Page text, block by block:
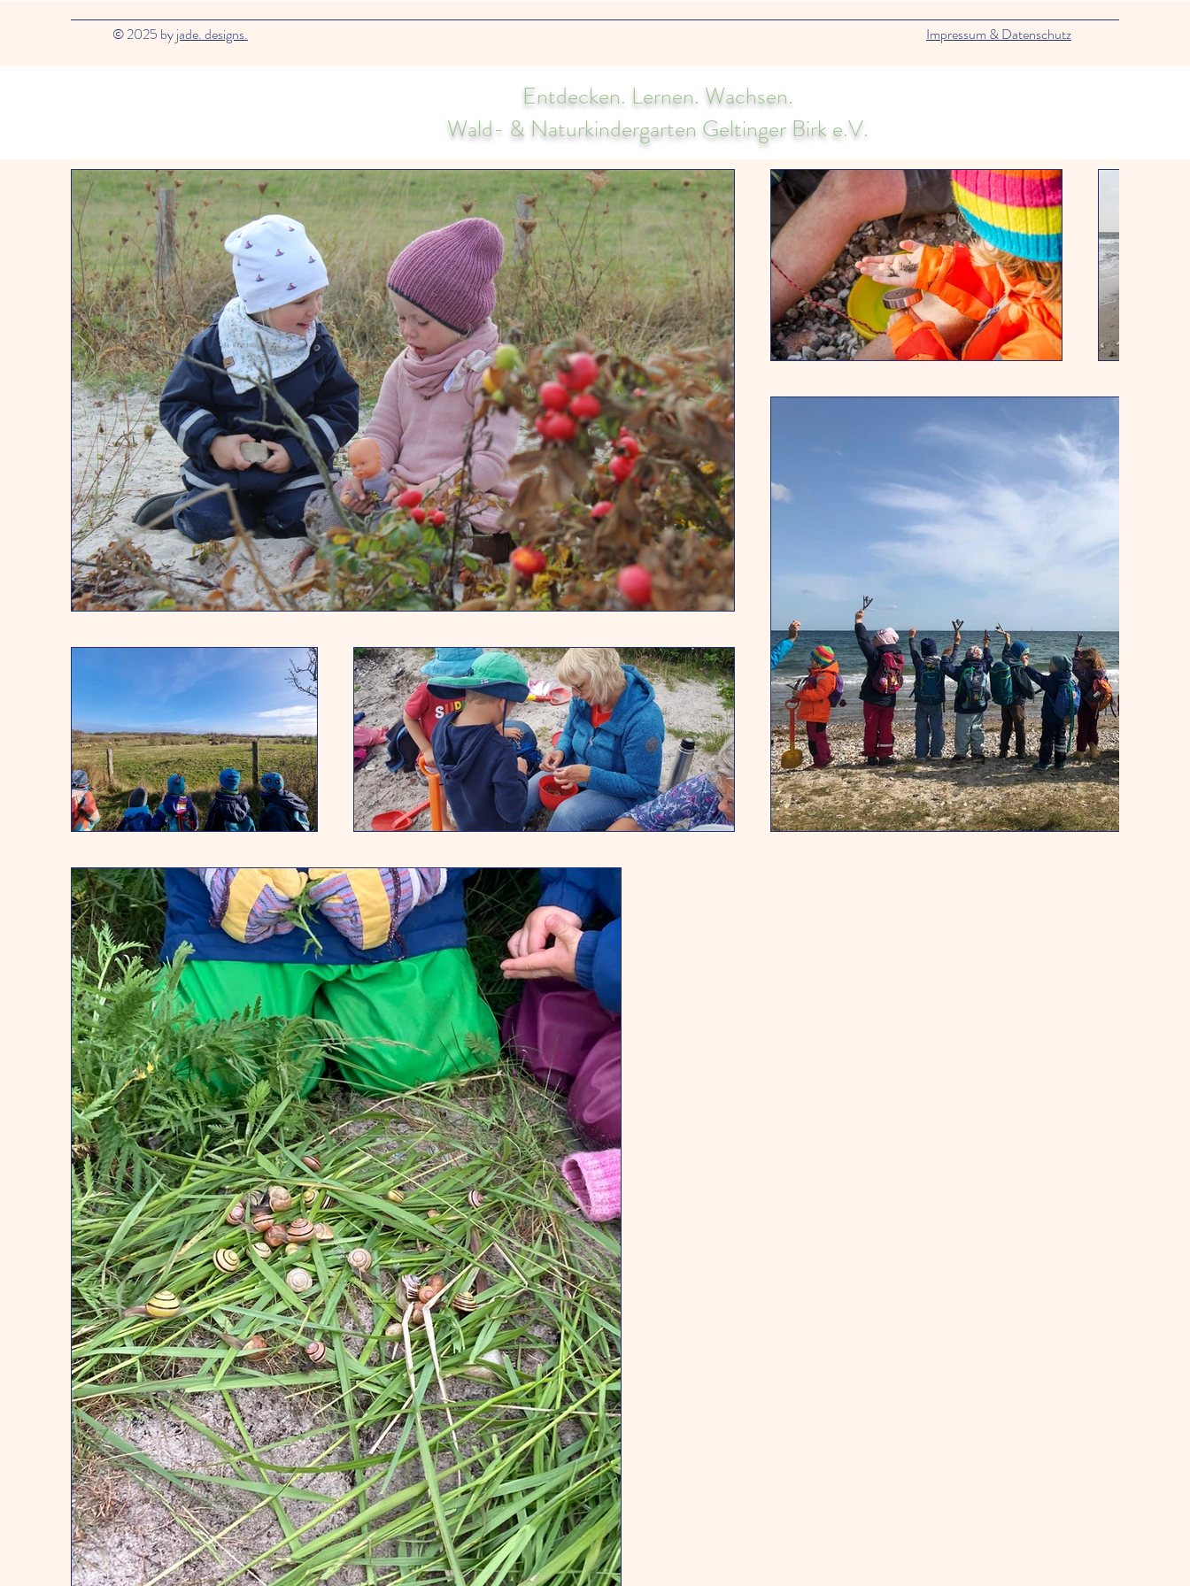
© 2025 byjade. designs. Impressum & Datenschutz
Entdecken. Lernen. Wachsen.
Wald- & Naturkindergarten Geltinger Birk e.V.